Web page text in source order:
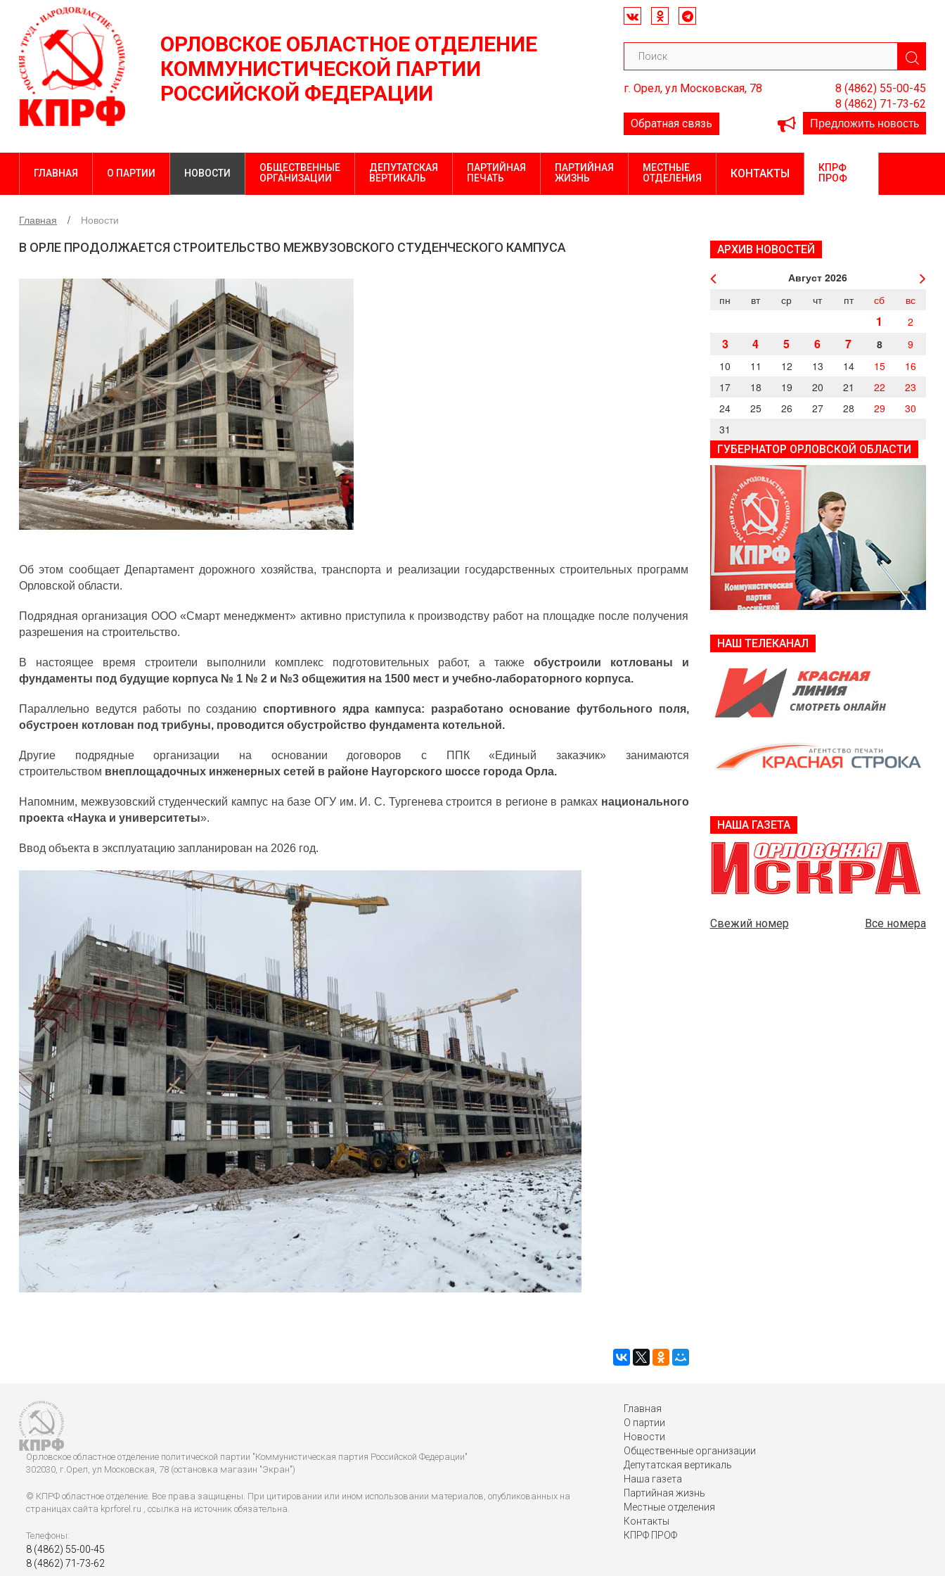
ОРЛОВСКОЕ ОБЛАСТНОЕ ОТДЕЛЕНИЕ
КОММУНИСТИЧЕСКОЙ ПАРТИИ
РОССИЙСКОЙ ФЕДЕРАЦИИ
г. Орел, ул Московская, 78
Обратная связь
8 (4862) 55-00-45
8 (4862) 71-73-62
Предложить новость
ГЛАВНАЯ О ПАРТИИ НОВОСТИ
ОБЩЕСТВЕННЫЕ
ОРГАНИЗАЦИИ
ДЕПУТАТСКАЯ
ВЕРТИКАЛЬ
ПАРТИЙНАЯ
ПЕЧАТЬ
ПАРТИЙНАЯ
ЖИЗНЬ
МЕСТНЫЕ
ОТДЕЛЕНИЯ
КОНТАКТЫ
КПРФ
ПРОФ
Главная Новости
В ОРЛЕ ПРОДОЛЖАЕТСЯ СТРОИТЕЛЬСТВО МЕЖВУЗОВСКОГО СТУДЕНЧЕСКОГО КАМПУСА
Об этом сообщает Департамент дорожного хозяйства, транспорта и реализации государственных строительных программ
Орловской области.
Подрядная организация ООО «Смарт менеджмент» активно приступила к производству работ на площадке после получения
разрешения на строительство.
В настоящее время строители выполнили комплекс подготовительных работ, а также обустроили котлованы и
фундаменты под будущие корпуса № 1 № 2 и №3 общежития на 1500 мест и учебно-лабораторного корпуса.
Параллельно ведутся работы по созданию спортивного ядра кампуса: разработано основание футбольного поля,
обустроен котлован под трибуны, проводится обустройство фундамента котельной.
Другие подрядные организации на основании договоров с ППК «Единый заказчик» занимаются
строительством внеплощадочных инженерных сетей в районе Наугорского шоссе города Орла.
Напомним, межвузовский студенческий кампус на базе ОГУ им. И. С. Тургенева строится в регионе в рамках национального
проекта «Наука и университеты».
Ввод объекта в эксплуатацию запланирован на 2026 год.
АРХИВ НОВОСТЕЙ
Август 2026
пн
вт ср чт пт сб вс
1 2
3 4 5 6 7 8
9
10
11 12 13 14 15
16
17
18 19 20 21 22
23
24
25 26 27 28 29
30
31
ГУБЕРНАТОР ОРЛОВСКОЙ ОБЛАСТИ
НАШ ТЕЛЕКАНАЛ
НАША ГАЗЕТА
Свежий номер Все номера
Орловское областное отделение политической партии "Коммунистическая партия Российской Федерации"
302030, г.Орел, ул Московская, 78 (остановка магазин "Экран")
© КПРФ областное отделение. Все права защищены. При цитировании или ином использовании материалов, опубликованных на
страницах сайта kprforel.ru , ссылка на источник обязательна.
Телефоны:
8 (4862) 55-00-45
8 (4862) 71-73-62
Главная
О партии
Новости
Общественные организации
Депутатская вертикаль
Наша газета
Партийная жизнь
Местные отделения
Контакты
КПРФ ПРОФ